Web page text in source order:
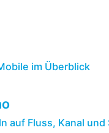
im Überblick
auf Fluss, Kanal und